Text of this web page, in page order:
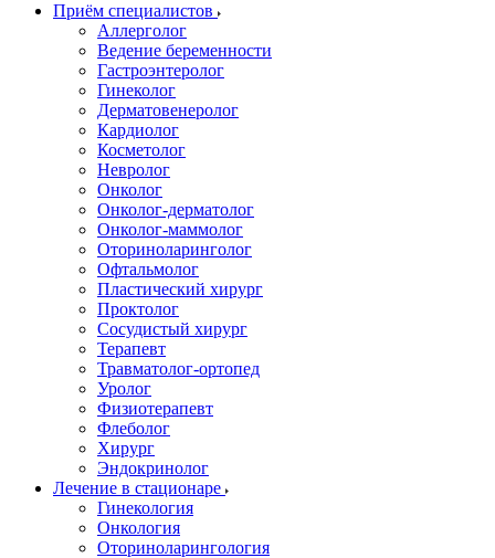
Приём специалистов
Аллерголог
Ведение беременности
Гастроэнтеролог
Гинеколог
Дерматовенеролог
Кардиолог
Косметолог
Невролог
Онколог
Онколог-дерматолог
Онколог-маммолог
Оториноларинголог
Офтальмолог
Пластический хирург
Проктолог
Сосудистый хирург
Терапевт
Травматолог-ортопед
Уролог
Физиотерапевт
Флеболог
Хирург
Эндокринолог
Лечение в стационаре
Гинекология
Онкология
Оториноларингология